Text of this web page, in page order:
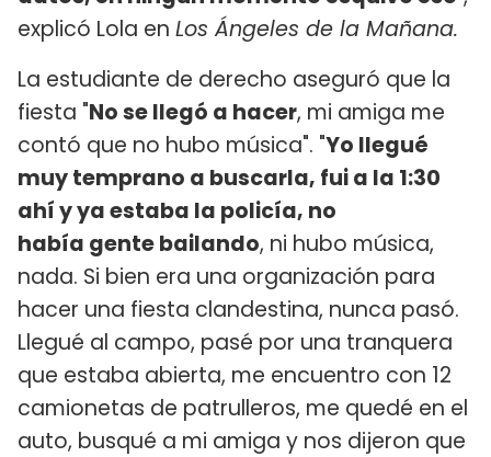
explicó Lola en Los Ángeles de la Mañana.
La estudiante de derecho aseguró que la
fiesta "No se llegó a hacer, mi amiga me
contó que no hubo música". "Yo llegué
muy temprano a buscarla, fui a la 1:30
ahí y ya estaba la policía, no
había gente bailando, ni hubo música,
nada. Si bien era una organización para
hacer una fiesta clandestina, nunca pasó.
Llegué al campo, pasé por una tranquera
que estaba abierta, me encuentro con 12
camionetas de patrulleros, me quedé en el
auto, busqué a mi amiga y nos dijeron que